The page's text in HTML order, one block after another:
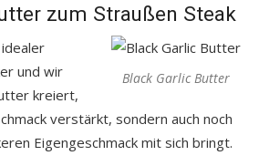
zum Straußen Steak
Black Garlic Butter
und wir
kreiert,
verstärkt, sondern auch noch
Eigengeschmack mit sich bringt.